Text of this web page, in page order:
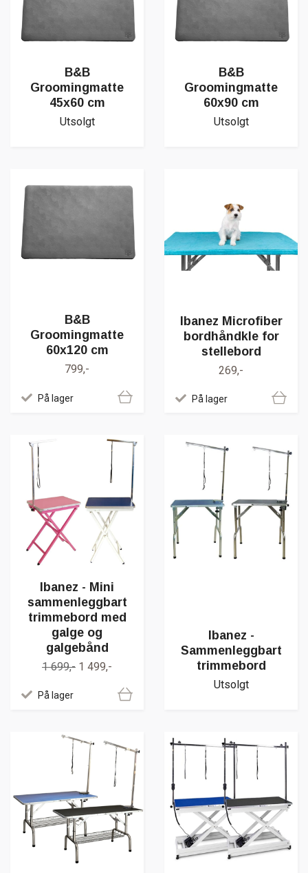
B&B
Groomingmatte
45x60 cm
Utsolgt
B&B
Groomingmatte
60x90 cm
Utsolgt
B&B
Groomingmatte
60x120 cm
799,-
På lager
Ibanez Microfiber
bordhåndkle for
stellebord
269,-
På lager
Ibanez - Mini
sammenleggbart
trimmebord med
galge og
galgebånd
1 699,- 1 499,-
På lager
Ibanez -
Sammenleggbart
trimmebord
Utsolgt